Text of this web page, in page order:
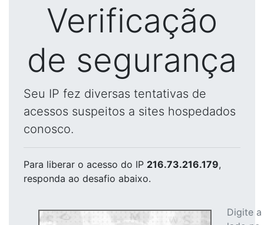
Verificação
de segurança
Seu IP fez diversas tentativas de
acessos suspeitos a sites hospedados
conosco.
Para liberar o acesso do IP 216.73.216.179,
responda ao desafio abaixo.
Digite